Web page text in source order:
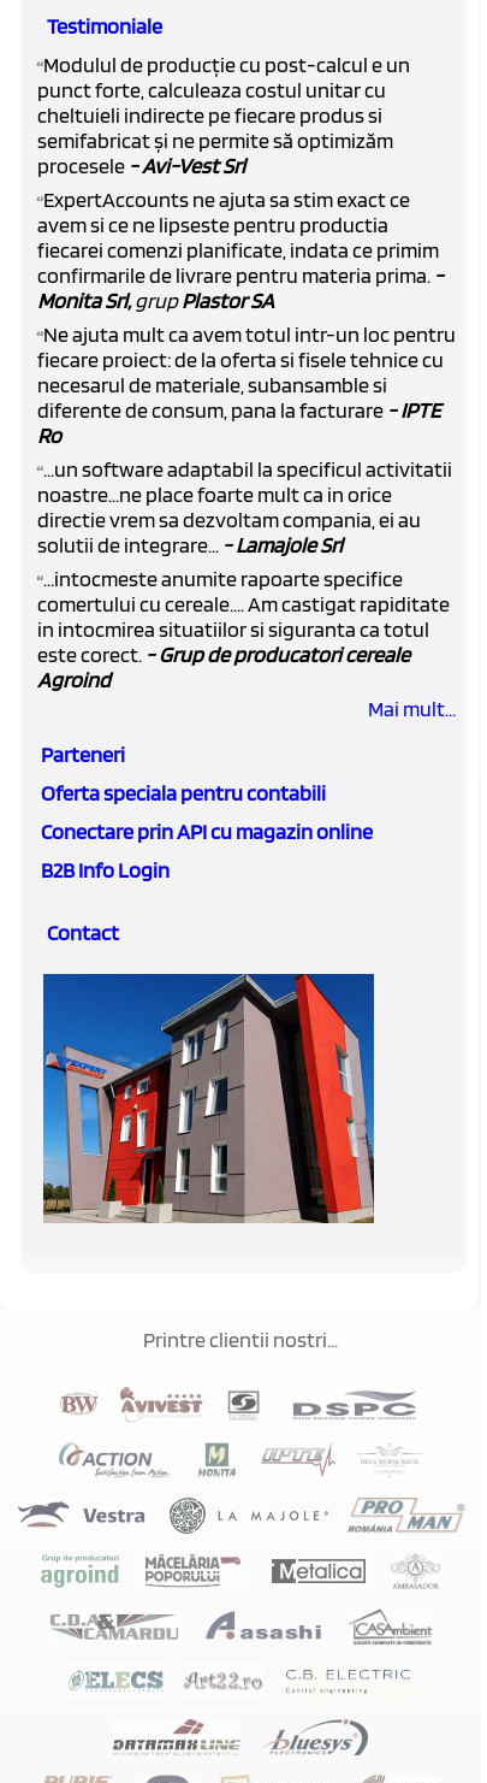
Testimoniale
“Modulul de producție cu post-calcul e un
punct forte, calculeaza costul unitar cu
cheltuieli indirecte pe fiecare produs si
semifabricat și ne permite să optimizăm
procesele - Avi-Vest Srl
“ExpertAccounts ne ajuta sa stim exact ce
avem si ce ne lipseste pentru productia
fiecarei comenzi planificate, indata ce primim
confirmarile de livrare pentru materia prima. -
Monita Srl,grupPlastor SA
“Ne ajuta mult ca avem totul intr-un loc pentru
fiecare proiect: de la oferta si fisele tehnice cu
necesarul de materiale, subansamble si
diferente de consum, pana la facturare - IPTE
Ro
“...un software adaptabil la specificul activitatii
noastre...ne place foarte mult ca in orice
directie vrem sa dezvoltam compania, ei au
solutii de integrare... - Lamajole Srl
“...intocmeste anumite rapoarte specifice
comertului cu cereale.... Am castigat rapiditate
in intocmirea situatiilor si siguranta ca totul
este corect. - Grup de producatori cereale
Agroind
Mai mult...
Parteneri
Oferta speciala pentru contabili
Conectare prin API cu magazin online
B2B Info Login
Contact
Printre clientii nostri...